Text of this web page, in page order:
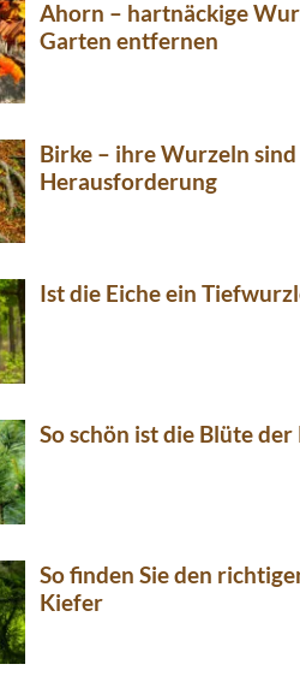
Ahorn – hartnäckige
Garten entfernen
Birke – ihre Wurzeln
Herausforderung
Ist die Eiche ein
So schön ist die Blüte
So finden Sie den
Kiefer